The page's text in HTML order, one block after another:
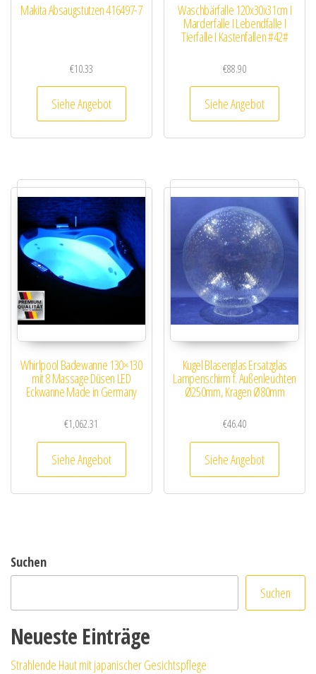
Makita Absaugstutzen 416497-7
€10.33
Siehe Angebot
Waschbärfalle 120x30x31cm I
Marderfalle I Lebendfalle I
Tierfalle I Kastenfallen #42#
€88.90
Siehe Angebot
Whirlpool Badewanne 130×130
mit 8 Massage Düsen LED
Eckwanne Made in Germany
€1,062.31
Siehe Angebot
Kugel Blasenglas Ersatzglas
Lampenschirm f. Außenleuchten
Ø250mm, Kragen Ø80mm
€46.40
Siehe Angebot
Suchen
Suchen
Neueste Einträge
Strahlende Haut mit japanischer Gesichtspflege